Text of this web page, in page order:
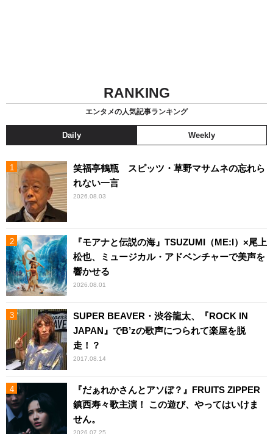
RANKING
エンタメの人気記事ランキング
Daily Weekly
笑福亭鶴瓶 スピッツ・草野マサムネの忘れら
れない一言
2026.08.03
『モアナと伝説の海』TSUZUMI（ME:I）×尾上
松也、ミュージカル・アドベンチャーで美声を
響かせる
2026.08.01
SUPER BEAVER・渋谷龍太、『ROCK IN
JAPAN』でB’zの歌声につられて楽屋を脱
走！？
2017.08.14
『だぁれかさんとアソぼ？』FRUITS ZIPPER
鎮西寿々歌主演！ この遊び、やってはいけま
せん。
2026.07.25